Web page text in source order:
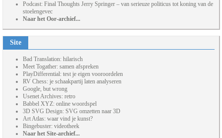
Podcast: Final Thoughts Jerry Springer – van serieuze politicus tot koning van de
stoelengevec
Naar het Oor-archief...
Site
Bad Translation: hilarisch
Meet Togather: samen afspreken
PlayDifferential: test je eigen vooroordelen
RV Chess: je schaakpartij laten analyseren
Google, but wrong
Usenet Archives: retro
Babbel XYZ: online woordspel
3D SVG Design: SVG omzetten naar 3D
Art Atlas: waar vind je kunst?
Bingebuster: videotheek
Naar het Site-archief...